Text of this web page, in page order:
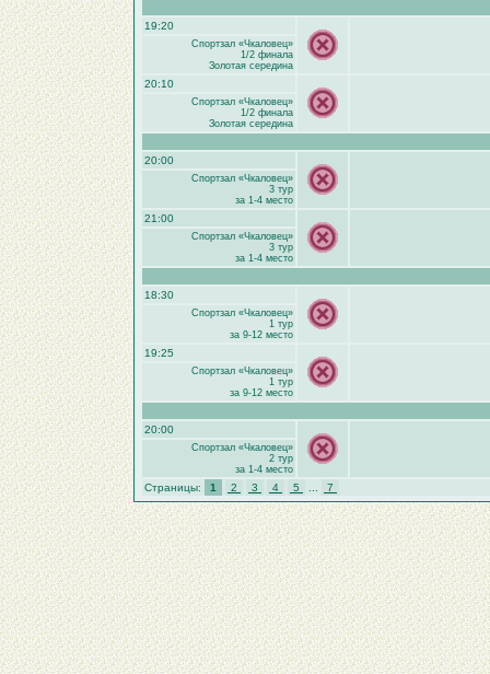
19:20
Спортзал «Чкаловец»
1/2 финала
Золотая середина
20:10
Спортзал «Чкаловец»
1/2 финала
Золотая середина
20:00
Спортзал «Чкаловец»
3 тур
за 1-4 место
21:00
Спортзал «Чкаловец»
3 тур
за 1-4 место
18:30
Спортзал «Чкаловец»
1 тур
за 9-12 место
19:25
Спортзал «Чкаловец»
1 тур
за 9-12 место
20:00
Спортзал «Чкаловец»
2 тур
за 1-4 место
Страницы: 1 2 3 4 5 7